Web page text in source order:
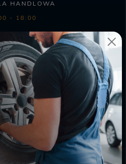
HANDLOWA
- 18:00
- SOBOTA
- 23:00